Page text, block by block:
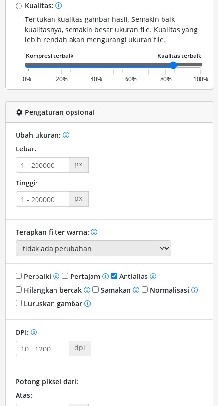
Kualitas:
Tentukan kualitas gambar hasil. Semakin baik
kualitasnya, semakin besar ukuran file. Kualitas yang
lebih rendah akan mengurangi ukuran file.
0% 20% 40% 60% 80% 100%
Pengaturan opsional
Ubah ukuran:
Lebar:
px
Tinggi:
px
Terapkan filter warna:
Perbaiki Pertajam
Antialias
Hilangkan bercak
Samakan
Normalisasi
Luruskan gambar
DPI:
dpi
Potong piksel dari:
Atas: